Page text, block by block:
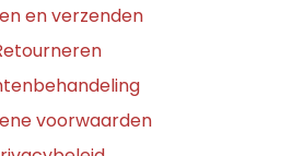
en verzenden
voorwaarden